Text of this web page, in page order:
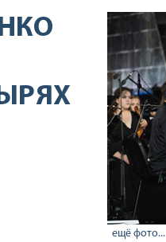
ещё фото...